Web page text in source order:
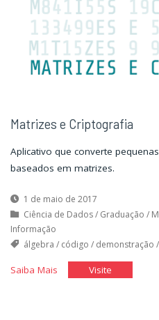
Matrizes e Criptografia
Aplicativo que converte
baseados em matrizes.
1 de maio de 2017
Ciência de Dados/ Graduação /
Informação
álgebra / código / demonstração /
Saiba Mais"MatrizesVisite"Matrizes